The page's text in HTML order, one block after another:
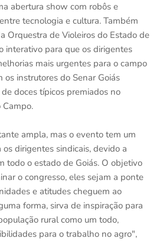
abertura show com robôs e
tecnologia e cultura. Também
Orquestra de Violeiros do Estado de
interativo para que os dirigentes
mais urgentes para o campo
os instrutores do Senar Goiás
doces típicos premiados no
Campo.
ampla, mas o evento tem um
dirigentes sindicais, devido a
todo o estado de Goiás. O objetivo
o congresso, eles sejam a ponte
e atitudes cheguem ao
forma, sirva de inspiração para
rural como um todo,
para o trabalho no agro",